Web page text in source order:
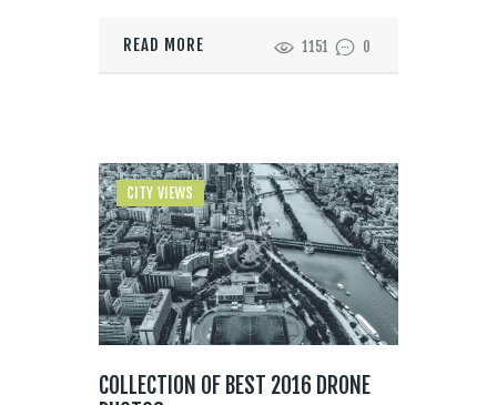
READ MORE 1151 0
CITY VIEWS
COLLECTION OF BEST 2016 DRONE